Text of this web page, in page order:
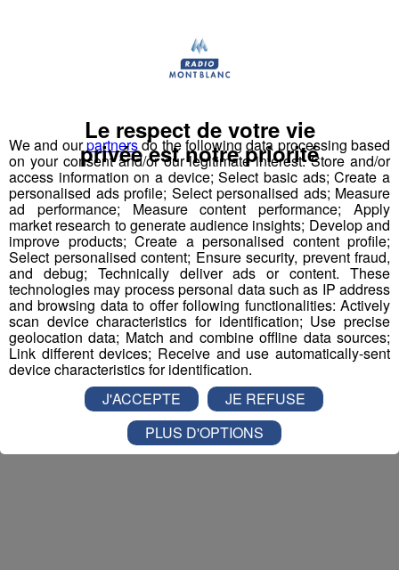
Déstination été ! Une question...une destination !
bon choix entre les 3 réponses pour repartir avec vos
entrées pour un maximum d'activités dans la région !
Inscription par téléphone toute la journée pour
participer aux 2 tirages au sort par jour à 8h45 et 17h45.
Appelez le standard au 04 50 58 24 09
Pour cette semaine on vous offre vos entrées pour vous
et la personne de votre choix pourWALIBI RHONE
ALPES!
Nathan est allé tester pour vousVerticalp Émosson,
dans la Vallée du Trient:
We and ourpartnersdo the following data processing based
on your consent and/or our legitimate interest: Store and/or
access information on a device; Select basic ads; Create a
personalised ads profile; Select personalised ads; Measure
ad performance; Measure content performance; Apply
market research to generate audience insights; Develop and
improve products; Create a personalised content profile;
Select personalised content; Ensure security, prevent fraud,
and debug; Technically deliver ads or content. These
technologies may process personal data such as IP address
and browsing data to offer following functionalities: Actively
scan device characteristics for identification; Use precise
geolocation data; Match and combine offline data sources;
Link different devices; Receive and use automatically-sent
device characteristics for identification.
Le respect de votre vie
privée est notre priorité
J'ACCEPTE
JE REFUSE
PLUS D'OPTIONS